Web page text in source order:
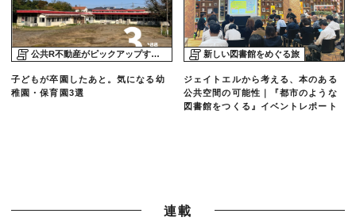
公共R不動産がピックアップする物件
子どもが卒園したあと。気になる幼
稚園・保育園3選
新しい図書館をめぐる旅
ジェイトエルから考える、本のある
公共空間の可能性｜『都市のような
図書館をつくる』イベントレポート
連載